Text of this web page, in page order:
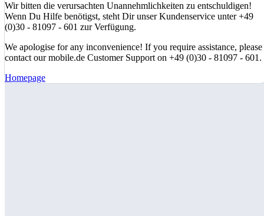
Wir bitten die verursachten Unannehmlichkeiten zu entschuldigen!
Wenn Du Hilfe benötigst, steht Dir unser Kundenservice unter +49
(0)30 - 81097 - 601 zur Verfügung.
We apologise for any inconvenience! If you require assistance, please
contact our mobile.de Customer Support on +49 (0)30 - 81097 - 601.
Homepage